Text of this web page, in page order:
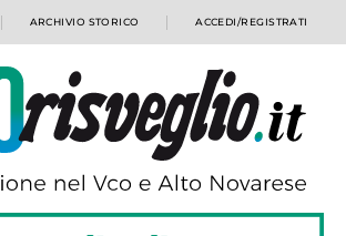
ARCHIVIO STORICO ACCEDI/REGISTRATI